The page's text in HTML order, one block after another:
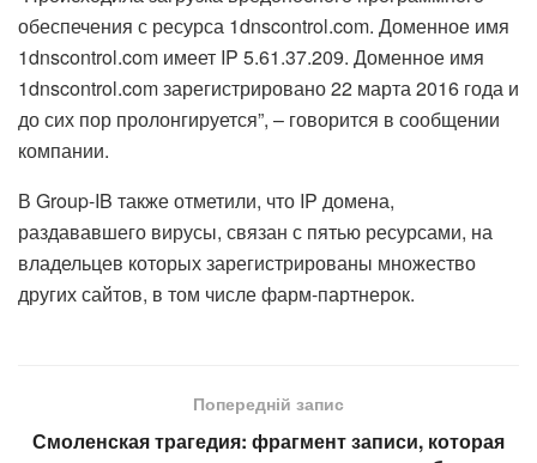
обеспечения с ресурса 1dnscontrol.com. Доменное имя
1dnscontrol.com имеет IP 5.61.37.209. Доменное имя
1dnscontrol.com зарегистрировано 22 марта 2016 года и
до сих пор пролонгируется”, – говорится в сообщении
компании.
В Group-IB также отметили, что IP домена,
раздававшего вирусы, связан с пятью ресурсами, на
владельцев которых зарегистрированы множество
других сайтов, в том числе фарм-партнерок.
Попередній запис
Смоленская трагедия: фрагмент записи, которая